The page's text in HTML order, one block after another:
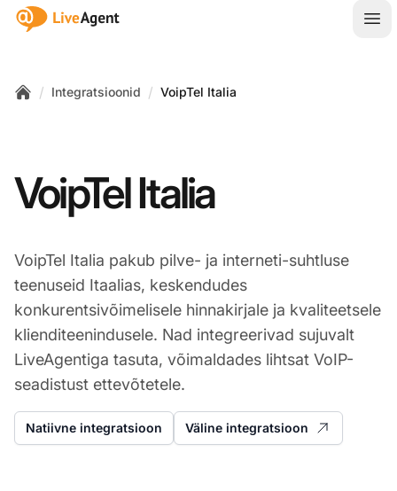
:site.title
/ Integratsioonid / VoipTel Italia
VoipTel Italia
VoipTel Italia pakub pilve- ja interneti-suhtluse
teenuseid Itaalias, keskendudes
konkurentsivõimelisele hinnakirjale ja kvaliteetsele
klienditeenindusele. Nad integreerivad sujuvalt
LiveAgentiga tasuta, võimaldades lihtsat VoIP-
seadistust ettevõtetele.
Natiivne integratsioon Väline integratsioon